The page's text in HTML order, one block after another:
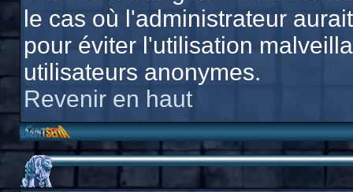
le cas où l'administrateur
pour éviter l'utilisation
utilisateurs anonymes.
Revenir en haut